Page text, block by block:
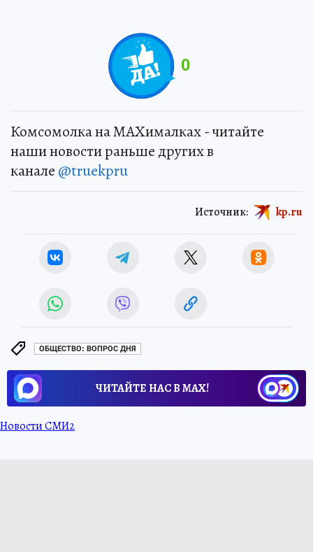
0
Комсомолка на MAXималках - читайте
наши новости раньше других в
канале @truekpru
Источник: kp.ru
ОБЩЕСТВО: ВОПРОС ДНЯ
ЧИТАЙТЕ НАС В МАХ!
Новости СМИ2